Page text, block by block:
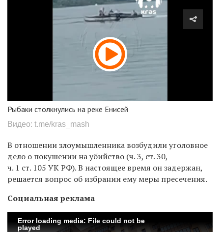
Рыбаки столкнулись на реке Енисей
Видео: t.me/kras_mash
В отношении злоумышленника возбудили уголовное
дело о покушении на убийство (ч. 3, ст. 30,
ч. 1 ст. 105 УК РФ). В настоящее время он задержан,
решается вопрос об избрании ему меры пресечения.
Социальная реклама
Error loading media: File could not be
played